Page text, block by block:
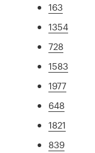
163
1354
728
1583
1977
648
1821
839